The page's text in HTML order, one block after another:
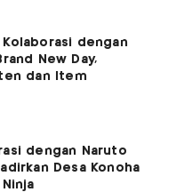
Kolaborasi dengan
New Day,
dan Item
dengan Naruto
Desa Konoha